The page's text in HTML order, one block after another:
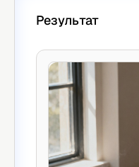
Результат